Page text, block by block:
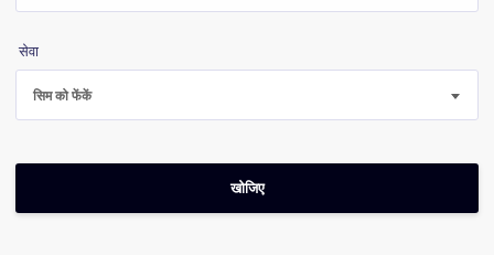
सेवा
सिम को फेंकें